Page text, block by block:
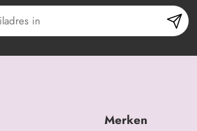
Merken